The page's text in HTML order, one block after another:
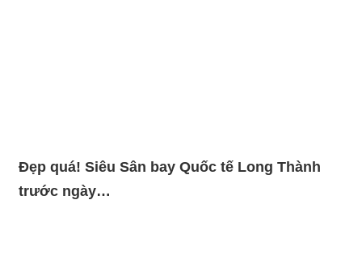
Đẹp quá! Siêu Sân bay Quốc tế Long Thành
trước ngày…